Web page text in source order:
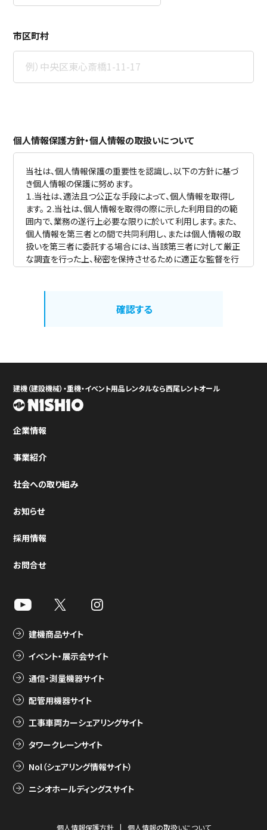
市区町村
個人情報保護方針・個人情報の取扱いについて
当社は、個人情報保護の重要性を認識し、以下の方針に基づ
き個人情報の保護に努めます。
１.当社は、適法且つ公正な手段によって、個人情報を取得し
ます。 ２.当社は、個人情報を取得の際に示した利用目的の範
囲内で、業務の遂行上必要な限りに於いて利用します。また、
個人情報を第三者との間で共同利用し、または個人情報の取
扱いを第三者に委託する場合には、当該第三者に対して厳正
な調査を行った上、秘密を保持させるために適正な監督を行
４．当社は、個人情報の正確性を保ち、これを安全に管理する
確認する
建機（建設機械）・重機・イベント用品レンタルなら西尾レントオール
企業情報
事業紹介
社会への取り組み
お知らせ
採用情報
お問合せ
建機商品サイト
イベント・展示会サイト
通信・測量機器サイト
配管用機器サイト
工事車両カーシェアリングサイト
タワークレーンサイト
Nol（シェアリング情報サイト）
ニシオホールディングスサイト
個人情報保護方針 個人情報の取扱いについて